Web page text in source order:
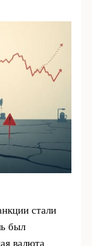
стали
был
валюта